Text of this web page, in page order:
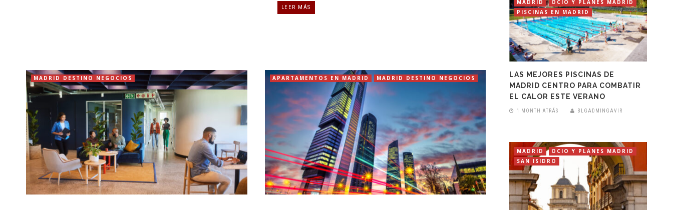
LEER MÁS
MADRID DESTINO NEGOCIOS APARTAMENTOS EN MADRID MADRID DESTINO NEGOCIOS
MADRID
OCIO Y PLANES MADRID
PISCINAS EN MADRID
LAS MEJORES PISCINAS DE
MADRID CENTRO PARA COMBATIR
EL CALOR ESTE VERANO
1 MONTH ATRÁS BLGADMINGAVIR
MADRID
OCIO Y PLANES MADRID
SAN ISIDRO